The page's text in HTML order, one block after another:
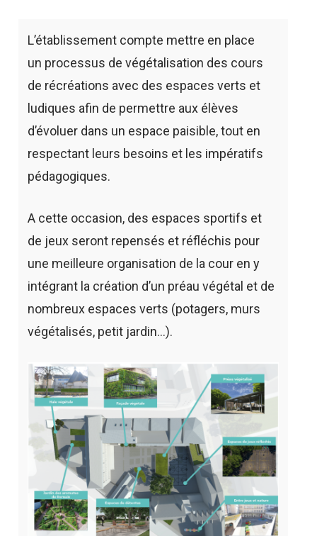
L’établissement compte mettre en place
un processus de végétalisation des cours
de récréations avec des espaces verts et
ludiques afin de permettre aux élèves
d’évoluer dans un espace paisible, tout en
respectant leurs besoins et les impératifs
pédagogiques.
A cette occasion, des espaces sportifs et
de jeux seront repensés et réfléchis pour
une meilleure organisation de la cour en y
intégrant la création d’un préau végétal et de
nombreux espaces verts (potagers, murs
végétalisés, petit jardin…).